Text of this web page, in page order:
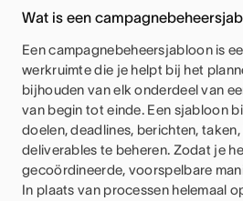
Wat is een
Een campagnebeheersjabloon is
werkruimte die je helpt bij het
bijhouden van elk onderdeel van
van begin tot einde. Een sjabloon
doelen, deadlines, berichten,
deliverables te beheren. Zodat je
gecoördineerde, voorspelbare
In plaats van processen helemaal